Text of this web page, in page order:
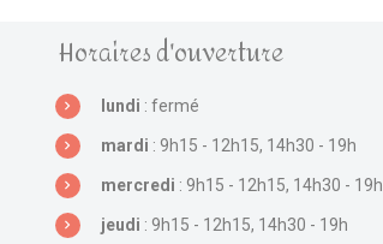
Horaires d'ouverture
lundi : fermé
mardi : 9h15 - 12h15, 14h30 - 19h
mercredi : 9h15 - 12h15, 14h30 - 19h
jeudi : 9h15 - 12h15, 14h30 - 19h